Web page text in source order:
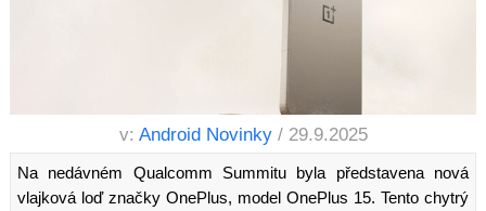
v: Android Novinky / 29.9.2025
Na nedávném Qualcomm Summitu byla představena nová
vlajková loď značky OnePlus, model OnePlus 15. Tento chytrý